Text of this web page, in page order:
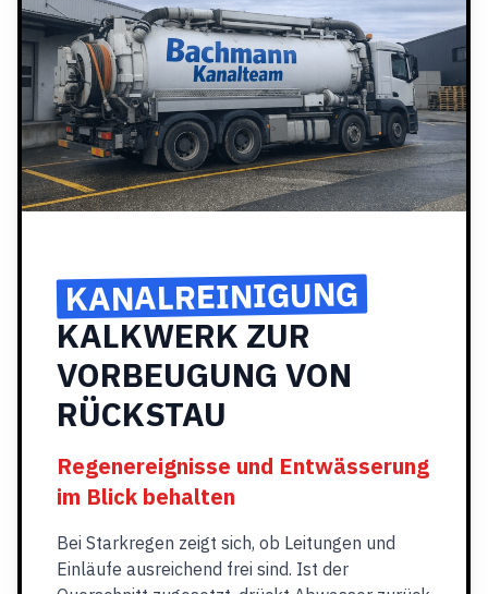
KANALREINIGUNG
KALKWERK ZUR
VORBEUGUNG VON
RÜCKSTAU
Regenereignisse und Entwässerung
im Blick behalten
Bei Starkregen zeigt sich, ob Leitungen und
Einläufe ausreichend frei sind. Ist der